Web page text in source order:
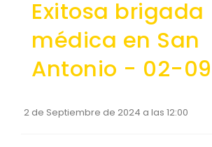
Convocatorias
GESTIÓN ADMINISTRATIVA
Plan de desarrollo y
Plan Operativo Anual - POA
Exitosa brigada
médica en San
Antonio - 02-09
2 de Septiembre de 2024 a las 12:00